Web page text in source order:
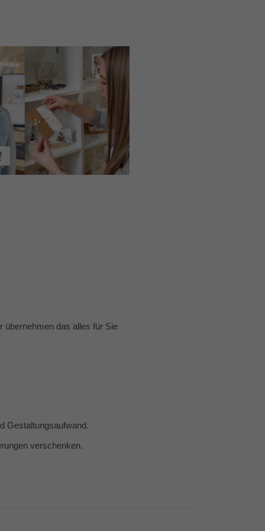
übernehmen das alles für Sie
Gestaltungsaufwand.
verschenken.